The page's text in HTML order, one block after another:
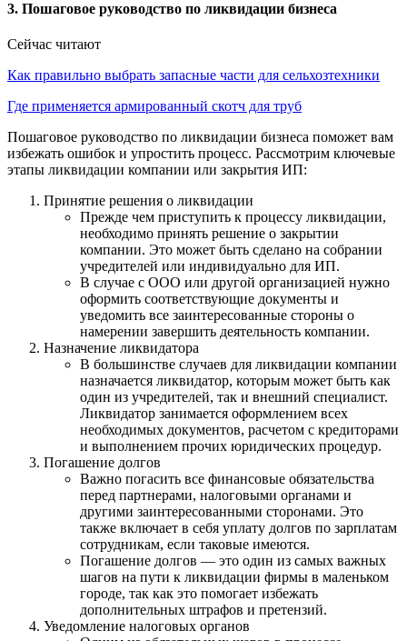
3. Пошаговое руководство по ликвидации бизнеса
Сейчас читают
Как правильно выбрать запасные части для сельхозтехники
Где применяется армированный скотч для труб
Пошаговое руководство по ликвидации бизнеса поможет вам
избежать ошибок и упростить процесс. Рассмотрим ключевые
этапы ликвидации компании или закрытия ИП:
Принятие решения о ликвидации
Прежде чем приступить к процессу ликвидации,
необходимо принять решение о закрытии
компании. Это может быть сделано на собрании
учредителей или индивидуально для ИП.
В случае с ООО или другой организацией нужно
оформить соответствующие документы и
уведомить все заинтересованные стороны о
намерении завершить деятельность компании.
Назначение ликвидатора
В большинстве случаев для ликвидации компании
назначается ликвидатор, которым может быть как
один из учредителей, так и внешний специалист.
Ликвидатор занимается оформлением всех
необходимых документов, расчетом с кредиторами
и выполнением прочих юридических процедур.
Погашение долгов
Важно погасить все финансовые обязательства
перед партнерами, налоговыми органами и
другими заинтересованными сторонами. Это
также включает в себя уплату долгов по зарплатам
сотрудникам, если таковые имеются.
Погашение долгов — это один из самых важных
шагов на пути к ликвидации фирмы в маленьком
городе, так как это помогает избежать
дополнительных штрафов и претензий.
Уведомление налоговых органов